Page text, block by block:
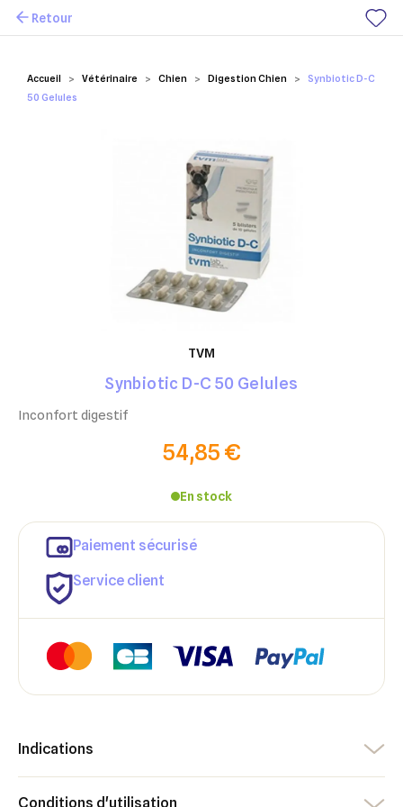
Mes favoris
Accueil Vétérinaire Chien Digestion Chien
Synbiotic D-C
50 Gelules
Retour
TVM
Synbiotic D-C 50 Gelules
Inconfort digestif
54,85 €
En stock
Paiement sécurisé
Service client
Indications
Conditions d'utilisation
×
×